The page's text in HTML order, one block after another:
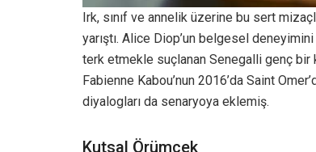
Irk, sınıf ve annelik üzerine bu sert
yarıştı. Alice Diop’un belgesel
terk etmekle suçlanan Senegalli genç bir
Fabienne Kabou’nun 2016’da Saint
diyalogları da senaryoya eklemiş.
Kutsal Örümcek